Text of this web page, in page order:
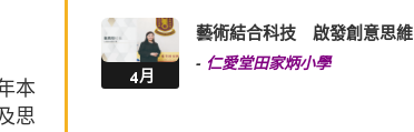
本
思
4月
藝術結合科技 啟發創意思維
- 仁愛堂田家炳小學